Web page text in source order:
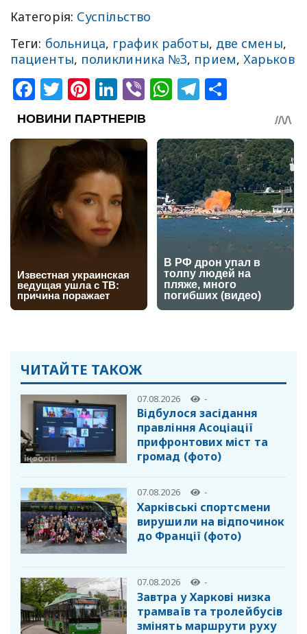
Категорія: Суспільство
Теги: больница, график работы, две смены,
пациенты, поликлиника №3, прием,Харьков
Facebook
Twitter
Pinterest
LinkedIn
ViberWhatsApp
Telegram
ЧИТАЙТЕ ТАКОЖ
07.08.2026 -
Відбулося засідання
правління Асоціації
прифронтових міст та
громад (фото)
07.08.2026 -
Харківські спортсмени
вирушили на відпочинок
до Франції (фото)
07.08.2026 -
Завтра у Харкові низка
трамваїв та тролейбусів
змінять маршрути руху